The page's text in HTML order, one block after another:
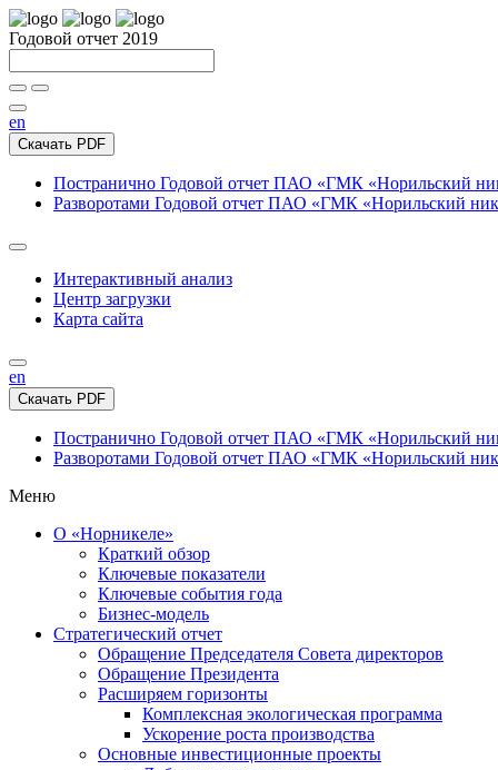
Годовой отчет 2019
en
Скачать PDF
Постранично Годовой отчет ПАО «ГМК «Норильский
Разворотами Годовой отчет ПАО «ГМК «Норильский
Интерактивный анализ
Центр загрузки
Карта сайта
en
Скачать PDF
Постранично Годовой отчет ПАО «ГМК «Норильский
Разворотами Годовой отчет ПАО «ГМК «Норильский
Меню
О «Норникеле»
Краткий обзор
Ключевые показатели
Ключевые события года
Бизнес-модель
Стратегический отчет
Обращение Председателя Совета директоров
Обращение Президента
Расширяем горизонты
Комплексная экологическая программа
Ускорение роста производства
Основные инвестиционные проекты